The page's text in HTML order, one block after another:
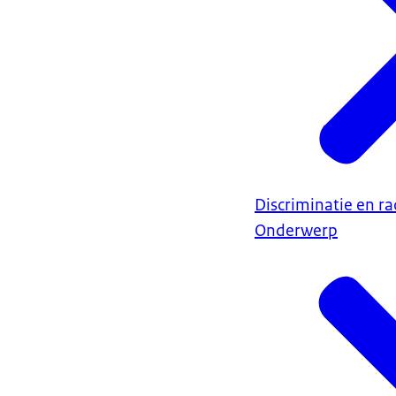
Discriminatie en
Onderwerp